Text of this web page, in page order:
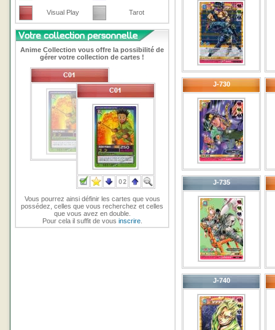
Visual Play Tarot
Anime Collection vous offre la possibilité de
gérer votre collection de cartes !
Vous pourrez ainsi définir les cartes que vous
possédez, celles que vous recherchez et celles
que vous avez en double.
Pour cela il suffit de vous inscrire.
J-730
J-735
J-740